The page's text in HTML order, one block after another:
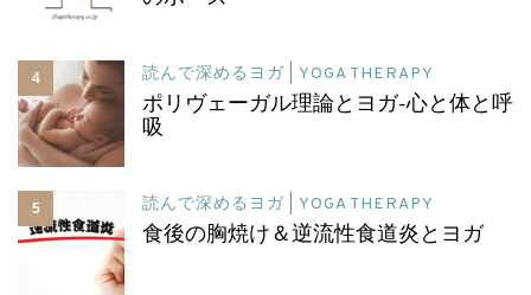
4 読んで深めるヨガ | YOGA THERAPY
ポリヴェーガル理論とヨガ-心と体と呼
吸
5 読んで深めるヨガ | YOGA THERAPY
食後の胸焼け＆逆流性食道炎とヨガ